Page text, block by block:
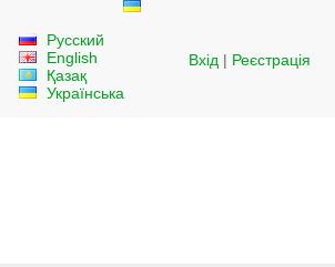
Русский
English
Қазақ
Українська
Вхід | Реєстрація